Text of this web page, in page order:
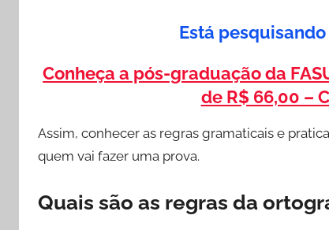
Está
Conheça a pós-graduação da
de R$ 66,00 –
Assim, conhecer as regras gramaticais e
quem vai fazer uma prova.
Quais são as regras da